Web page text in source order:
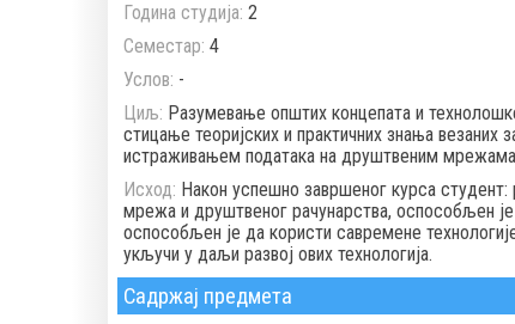
Година студија: 2
Семестар: 4
Услов: -
Циљ: Разумевање општих концепата и
стицање теоријских и практичних знања
истраживањем података на друштвеним
Исход: Након успешно завршеног курса
мрежа и друштвеног рачунарства, оспособљен
оспособљен је да користи савремене
укључи у даљи развој ових технологија.
Садржај предмета